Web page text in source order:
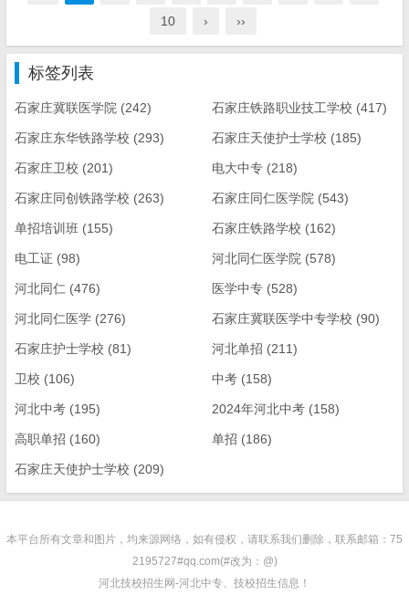
10 › ››
标签列表
石家庄冀联医学院 (242) 石家庄铁路职业技工学校 (417)
石家庄东华铁路学校 (293) 石家庄天使护士学校 (185)
石家庄卫校 (201) 电大中专 (218)
石家庄同创铁路学校 (263) 石家庄同仁医学院 (543)
单招培训班 (155) 石家庄铁路学校 (162)
电工证 (98) 河北同仁医学院 (578)
河北同仁 (476) 医学中专 (528)
河北同仁医学 (276) 石家庄冀联医学中专学校 (90)
石家庄护士学校 (81) 河北单招 (211)
卫校 (106) 中考 (158)
河北中考 (195) 2024年河北中考 (158)
高职单招 (160) 单招 (186)
石家庄天使护士学校 (209)
本平台所有文章和图片，均来源网络，如有侵权，请联系我们删除，联系邮箱：75
2195727#qq.com(#改为：@)
河北技校招生网-河北中专、技校招生信息！